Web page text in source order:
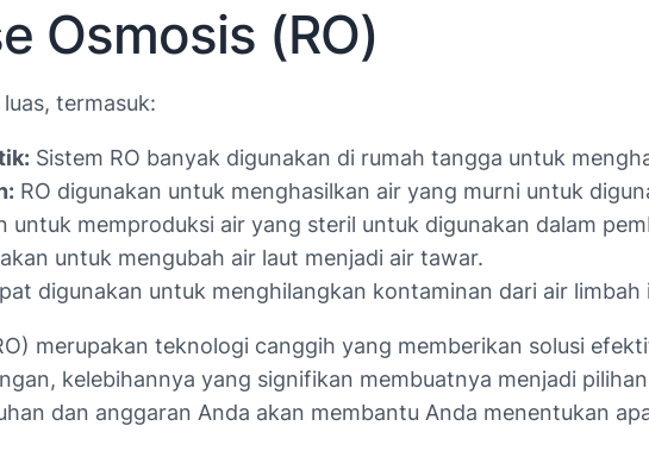
Osmosis (RO)
termasuk:
Sistem RO banyak digunakan di rumah tangga untuk
RO digunakan untuk menghasilkan air yang murni untuk
untuk memproduksi air yang steril untuk digunakan dalam
untuk mengubah air laut menjadi air tawar.
digunakan untuk menghilangkan kontaminan dari air limbah
merupakan teknologi canggih yang memberikan solusi
kelebihannya yang signifikan membuatnya menjadi
dan anggaran Anda akan membantu Anda menentukan